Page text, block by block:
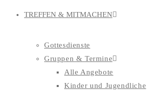
TREFFEN & MITMACHEN
Gottesdienste
Gruppen & Termine
Alle Angebote
Kinder und Jugendliche